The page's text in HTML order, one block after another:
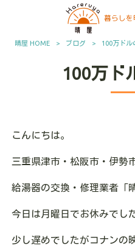
晴屋 HOME > ブログ > 100万ドル
100万ド
こんにちは。
三重県津市・松阪市・伊勢
給湯器の交換・修理業者「
今日は月曜日でお休みでした
少し遅めでしたがコナンの